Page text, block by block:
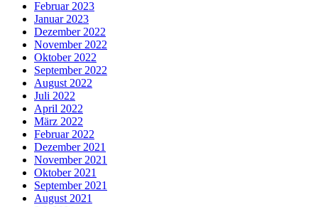
Februar 2023
Januar 2023
Dezember 2022
November 2022
Oktober 2022
September 2022
August 2022
Juli 2022
April 2022
März 2022
Februar 2022
Dezember 2021
November 2021
Oktober 2021
September 2021
August 2021